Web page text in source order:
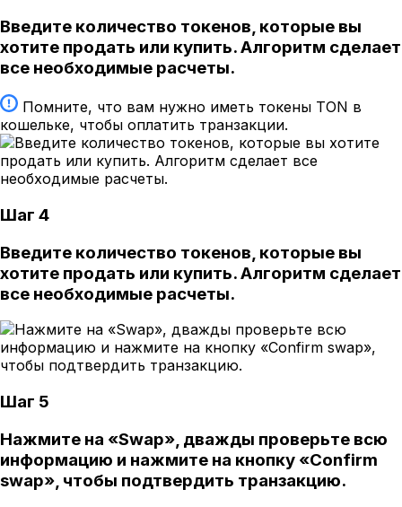
Введите количество токенов, которые вы
хотите продать или купить. Алгоритм сделает
все необходимые расчеты.
Помните, что вам нужно иметь токены TON в
кошельке, чтобы оплатить транзакции.
Шаг 4
Введите количество токенов, которые вы
хотите продать или купить. Алгоритм сделает
все необходимые расчеты.
Шаг 5
Нажмите на «Swap», дважды проверьте всю
информацию и нажмите на кнопку «Confirm
swap», чтобы подтвердить транзакцию.